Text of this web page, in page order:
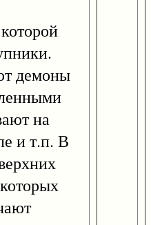
демоны
на
и т.п. В